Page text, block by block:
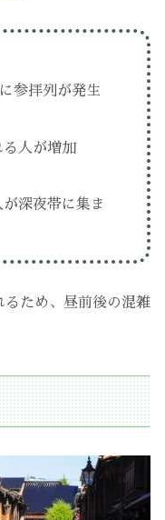
参拝列が発生
る人が増加
深夜帯に集ま
るため、昼前後の混雑